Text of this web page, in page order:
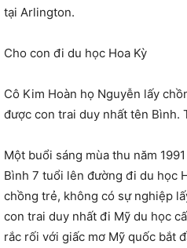
tại Arlington.
Cho con đi du học Hoa Kỳ
Cô Kim Hoàn họ Nguyễn lấy
được con trai duy nhất tên Bình.
Một buổi sáng mùa thu năm
Bình 7 tuổi lên đường đi du học
chồng trẻ, không có sự nghiệp
con trai duy nhất đi Mỹ du học
rắc rối với giấc mơ Mỹ quốc bắt